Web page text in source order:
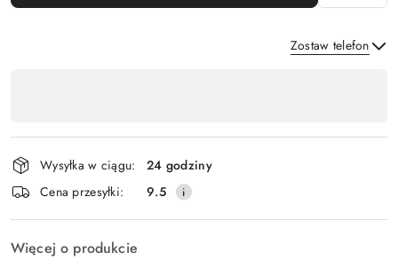
Zostaw telefon
płatność
i
dostawa
Wysyłka w ciągu:
24 godziny
Cena przesyłki:
9.5
Więcej o produkcie